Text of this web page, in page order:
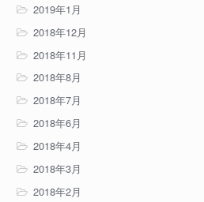
2019年1月
2018年12月
2018年11月
2018年8月
2018年7月
2018年6月
2018年4月
2018年3月
2018年2月